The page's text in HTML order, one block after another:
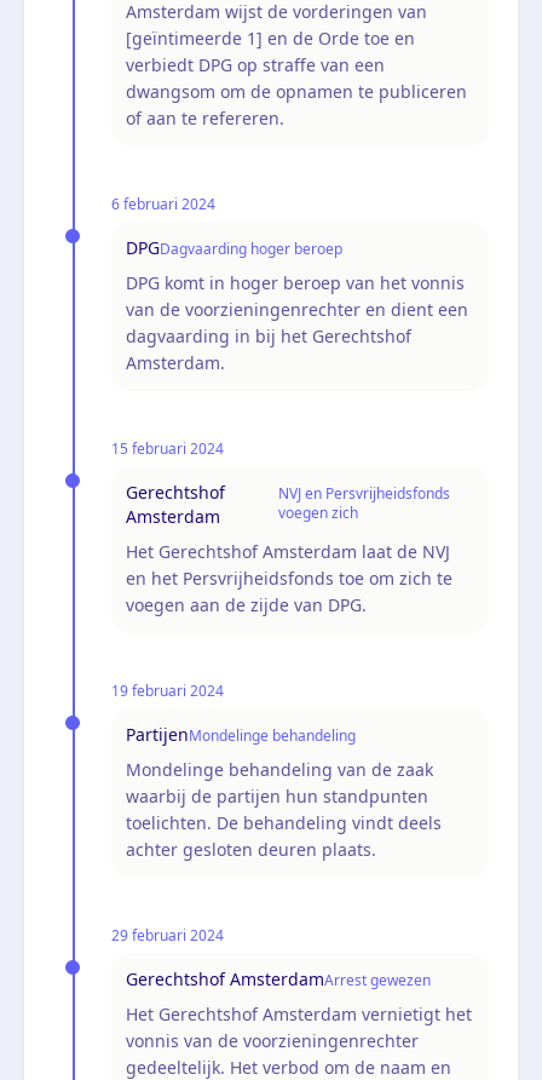
Amsterdam wijst de vorderingen van
[geïntimeerde 1] en de Orde toe en
verbiedt DPG op straffe van een
dwangsom om de opnamen te publiceren
of aan te refereren.
6 februari 2024
DPGDagvaarding hoger beroep
DPG komt in hoger beroep van het vonnis
van de voorzieningenrechter en dient een
dagvaarding in bij het Gerechtshof
Amsterdam.
15 februari 2024
Gerechtshof
Amsterdam
NVJ en Persvrijheidsfonds
voegen zich
Het Gerechtshof Amsterdam laat de NVJ
en het Persvrijheidsfonds toe om zich te
voegen aan de zijde van DPG.
19 februari 2024
PartijenMondelinge behandeling
Mondelinge behandeling van de zaak
waarbij de partijen hun standpunten
toelichten. De behandeling vindt deels
achter gesloten deuren plaats.
29 februari 2024
Gerechtshof AmsterdamArrest gewezen
Het Gerechtshof Amsterdam vernietigt het
vonnis van de voorzieningenrechter
gedeeltelijk. Het verbod om de naam en